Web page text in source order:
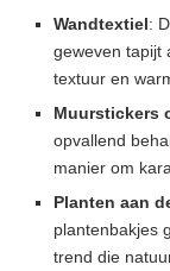
Wandtextiel:
geweven tapijt
textuur en
Muurstickers
opvallend
manier om
Planten aan
plantenbakjes
trend die